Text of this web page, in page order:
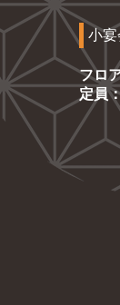
小
フロ
定員